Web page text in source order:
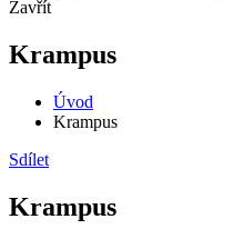
Zavřít
Krampus
Úvod
Krampus
Sdílet
Krampus